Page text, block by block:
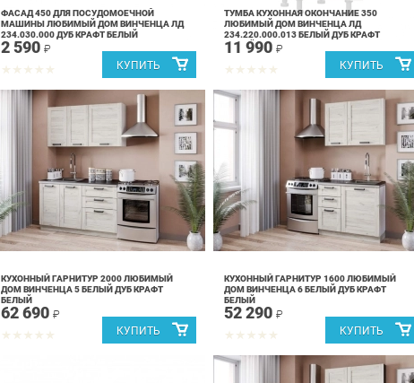
ФАСАД 450 ДЛЯ ПОСУДОМОЕЧНОЙ
МАШИНЫ ЛЮБИМЫЙ ДОМ ВИНЧЕНЦА ЛД
234.030.000 ДУБ КРАФТ БЕЛЫЙ
2 590 ₽
ТУМБА КУХОННАЯ ОКОНЧАНИЕ 350
ЛЮБИМЫЙ ДОМ ВИНЧЕНЦА ЛД
234.220.000.013 БЕЛЫЙ ДУБ КРАФТ
БЕЛЫЙ
11 990 ₽
КУХОННЫЙ ГАРНИТУР 2000 ЛЮБИМЫЙ
ДОМ ВИНЧЕНЦА 5 БЕЛЫЙ ДУБ КРАФТ
БЕЛЫЙ
62 690 ₽
КУХОННЫЙ ГАРНИТУР 1600 ЛЮБИМЫЙ
ДОМ ВИНЧЕНЦА 6 БЕЛЫЙ ДУБ КРАФТ
БЕЛЫЙ
52 290 ₽